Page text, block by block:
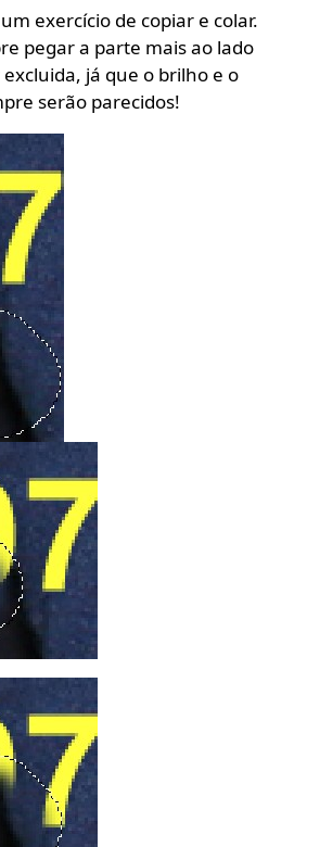
exercício de copiar e colar.
pegar a parte mais ao lado
já que o brilho e o
serão parecidos!